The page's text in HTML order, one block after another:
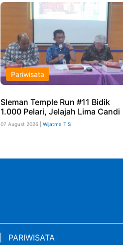
Pariwisata
Sleman Temple Run #11 Bidik
1.000 Pelari, Jelajah Lima Candi
07 August 2026 | Wijatma T S
PARIWISATA